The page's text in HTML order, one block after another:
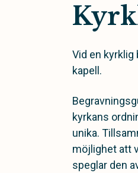
Vid en kyrklig
kapell.
kyrkans
unika.
möjlighet att
speglar den